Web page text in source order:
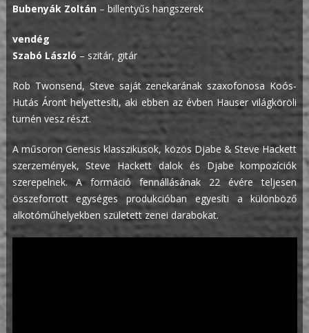
Bubenyák Zoltán– billentyűs hangszerek
vendég
Szabó László – szitár, gitár
Rob Twonsend, Steve saját zenekarának szaxofonosa Koós-
Hutás Áront helyettesíti, aki ebben az évben Hauser világköröli
turnén vesz részt.
A műsoron Genesis klasszikusok, közös Djabe & Steve Hackett
szerzemények, Steve Hackett dalok és Djabe kompozíciók
szerepelnek. A formáció fennállásának 22 évére teljesen
összeforrott egységes produkcióban egyesíti a különböző
alkotóműhelyekben született zenei darabokat.